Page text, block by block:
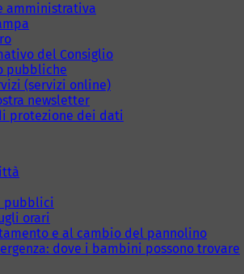
amministrativa
del Consiglio
pubbliche
(servizi online)
newsletter
protezione dei dati
pubblici
orari
e al cambio del pannolino
dove i bambini possono trovare